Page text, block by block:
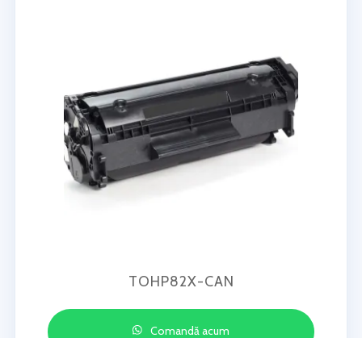
TOHP82X-CAN
Comandă acum